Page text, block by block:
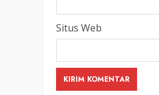
Situs Web